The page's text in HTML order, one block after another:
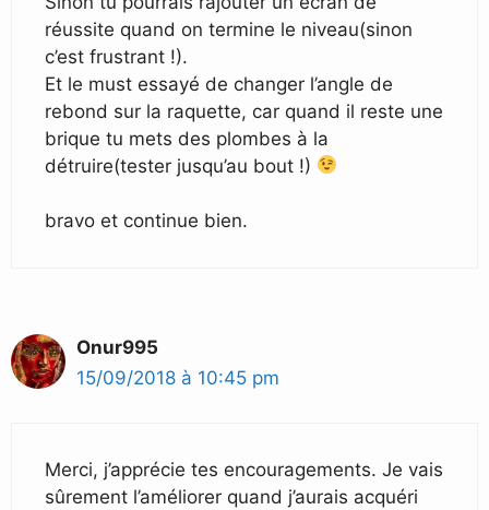
réussite quand on termine le niveau(sinon
c’est frustrant !).
Et le must essayé de changer l’angle de
rebond sur la raquette, car quand il reste une
brique tu mets des plombes à la
détruire(tester jusqu’au bout !)
bravo et continue bien.
Onur995
15/09/2018 à 10:45 pm
Merci, j’apprécie tes encouragements. Je vais
sûrement l’améliorer quand j’aurais acquéri